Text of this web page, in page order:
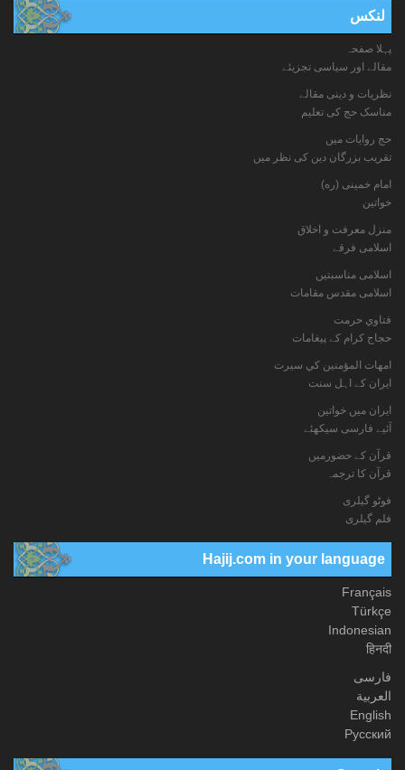
لنکس
پہلا صفحہ
مقالے اور سیاسی تجزیئے
نظریات و دینی مقالے
مناسک حج کی تعلیم
حج روایات میں
تقریب بزرگان دین کی نظر میں
امام خمینی (ره)
خواتين
منزل معرفت و اخلاق
اسلامی فرقے
اسلامی مناسبتیں
اسلامی مقدس مقامات
فتاوي حرمت
حجاج کرام کے پیغامات
امهات المؤمنين كي سيرت
ایران کے اہل سنت
ایران میں خواتین
آئیے فارسی سیکھئے
قرآن کے حضورمیں
قرآن کا ترجمہ
فوٹو گيلری
فلم گیلری
Hajij.com in your language
Français
Türkçe
Indonesian
हिनदी
فارسی
العربیة
English
Русский